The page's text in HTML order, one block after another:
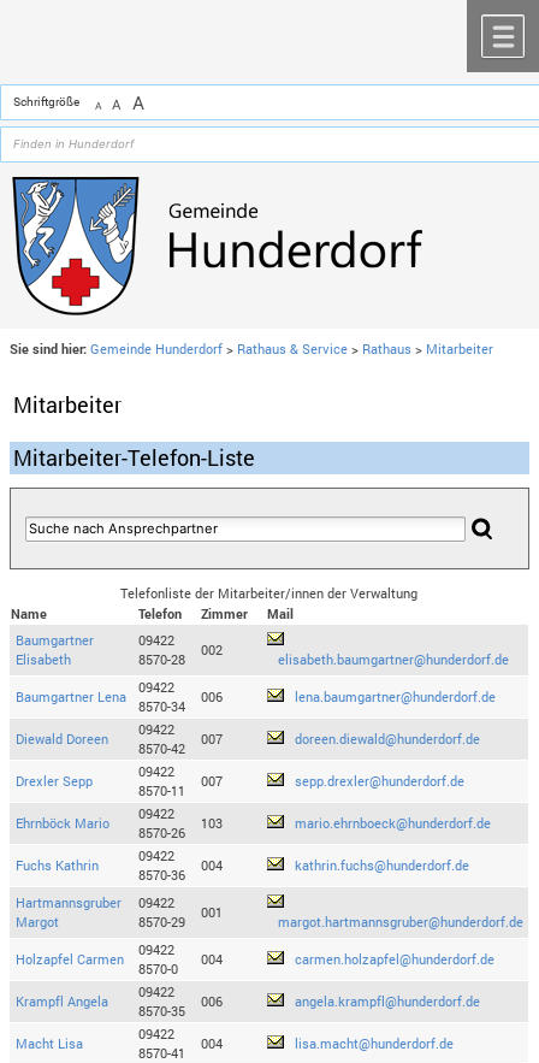
Schriftgröße A A A
Sie sind hier: Gemeinde Hunderdorf > Rathaus & Service > Rathaus > Mitarbeiter
Mitarbeiter
Mitarbeiter-Telefon-Liste
Telefonliste der Mitarbeiter/innen der Verwaltung
Name
Telefon Zimmer
Mail
Baumgartner
Elisabeth
09422
8570-28
002
elisabeth.baumgartner@hunderdorf.de
Baumgartner Lena
09422
8570-34
006 lena.baumgartner@hunderdorf.de
Diewald Doreen
09422
8570-42
007 doreen.diewald@hunderdorf.de
Drexler Sepp
09422
8570-11
007 sepp.drexler@hunderdorf.de
Ehrnböck Mario
09422
8570-26
103 mario.ehrnboeck@hunderdorf.de
Fuchs Kathrin
09422
8570-36
004 kathrin.fuchs@hunderdorf.de
Hartmannsgruber
Margot
09422
8570-29
001
margot.hartmannsgruber@hunderdorf.de
Holzapfel Carmen
09422
8570-0
004 carmen.holzapfel@hunderdorf.de
Krampfl Angela
09422
8570-35
006 angela.krampfl@hunderdorf.de
Macht Lisa
09422
8570-41
004 lisa.macht@hunderdorf.de